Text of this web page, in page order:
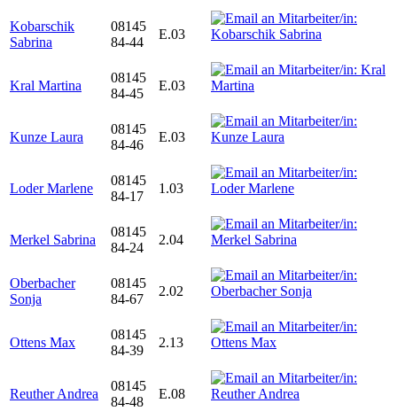
Kobarschik
Sabrina
08145
84-44
E.03
Kral Martina
08145
84-45
E.03
Kunze Laura
08145
84-46
E.03
Loder Marlene
08145
84-17
1.03
Merkel Sabrina
08145
84-24
2.04
Oberbacher
Sonja
08145
84-67
2.02
Ottens Max
08145
84-39
2.13
Reuther Andrea
08145
84-48
E.08